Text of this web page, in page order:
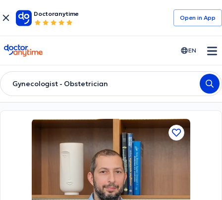
Doctoranytime
Open in Αpp
doctoranytime EN
Gynecologist - Obstetrician